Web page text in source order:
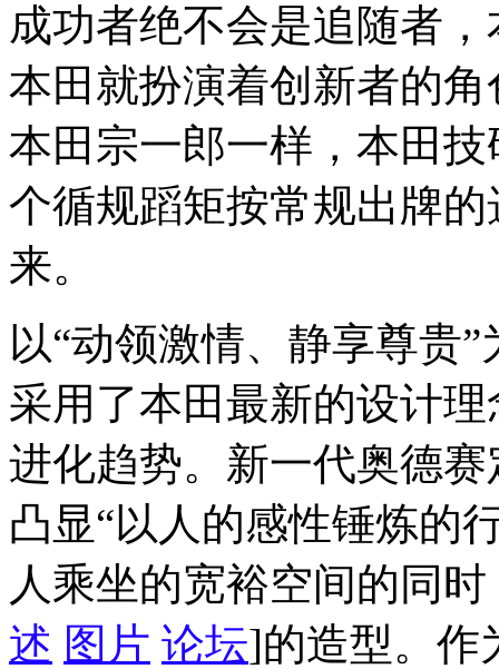
成功者绝不会是追随者
本田就扮演着创新者的
本田宗一郎一样，本田
个循规蹈矩按常规出牌
来。
以“动领激情、静享尊贵
采用了本田最新的设计
进化趋势。新一代奥德赛
凸显“以人的感性锤炼的
人乘坐的宽裕空间的同
述 图片 论坛]的造型。作